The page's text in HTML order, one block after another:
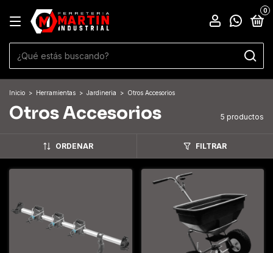
0
Inicio > Herramientas > Jardineria > Otros Accesorios
Otros Accesorios 5 productos
ORDENAR FILTRAR